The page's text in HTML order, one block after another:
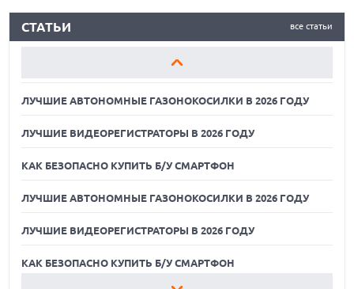
все статьи
СТАТЬИ
КАК БЕЗОПАСНО КУПИТЬ Б/У СМАРТФОН
ЛУЧШИЕ АВТОНОМНЫЕ ГАЗОНОКОСИЛКИ В 2026 ГОДУ
ЛУЧШИЕ ВИДЕОРЕГИСТРАТОРЫ В 2026 ГОДУ
КАК БЕЗОПАСНО КУПИТЬ Б/У СМАРТФОН
ЛУЧШИЕ АВТОНОМНЫЕ ГАЗОНОКОСИЛКИ В 2026 ГОДУ
ЛУЧШИЕ ВИДЕОРЕГИСТРАТОРЫ В 2026 ГОДУ
КАК БЕЗОПАСНО КУПИТЬ Б/У СМАРТФОН
07.08.2026